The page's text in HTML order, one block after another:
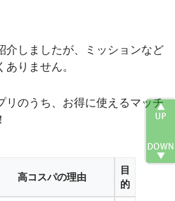
介しましたが、ミッションなど
りません。
リのうち、お得に使えるマッチ
高コスパの理由
目
的